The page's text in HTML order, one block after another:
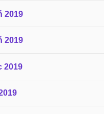
2019
2019
2019